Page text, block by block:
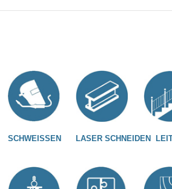
SCHWEISSEN LASER SCHNEIDEN